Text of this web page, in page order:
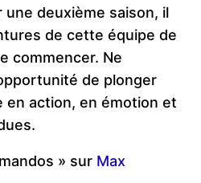
deuxième saison, il
de cette équipe de
commencer. Ne
de plonger
en action, en émotion et
» sur Max